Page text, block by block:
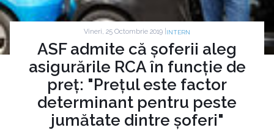
Vineri, 25 Octombrie 2019 | INTERN
ASF admite că șoferii aleg
asigurările RCA în funcție de
preț: "Prețul este factor
determinant pentru peste
jumătate dintre șoferi"